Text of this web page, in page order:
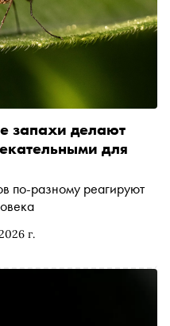
г.
запахи делают
для
по-разному реагируют